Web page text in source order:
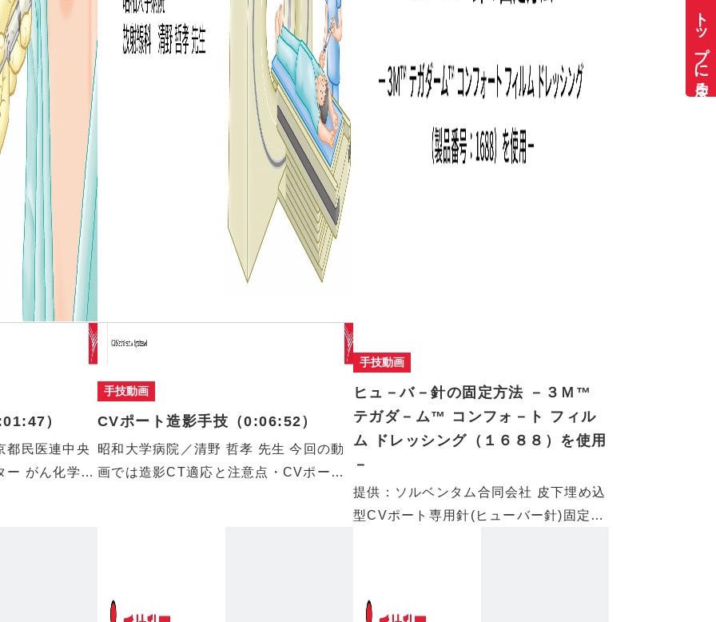
トップに戻る
）
都民医連中央
ー がん化学療
手技動画
CVポート造影手技（0:06:52）
昭和大学病院／清野 哲孝 先生 今回の動
画では造影CT適応と注意点・CVポート
手技動画
ヒュ－バ－針の固定方法 －３Ｍ™
テガダ－ム™ コンフォ－ト フィル
ム ドレッシング（１６８８）を使用
－
提供：ソルベンタム合同会社 皮下埋め込
型CVポート専用針(ヒューバー針)固定の